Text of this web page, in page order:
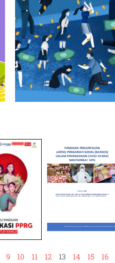
9 10 11 12 13 14 15 16